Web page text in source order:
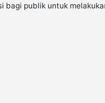
bagi publik untuk